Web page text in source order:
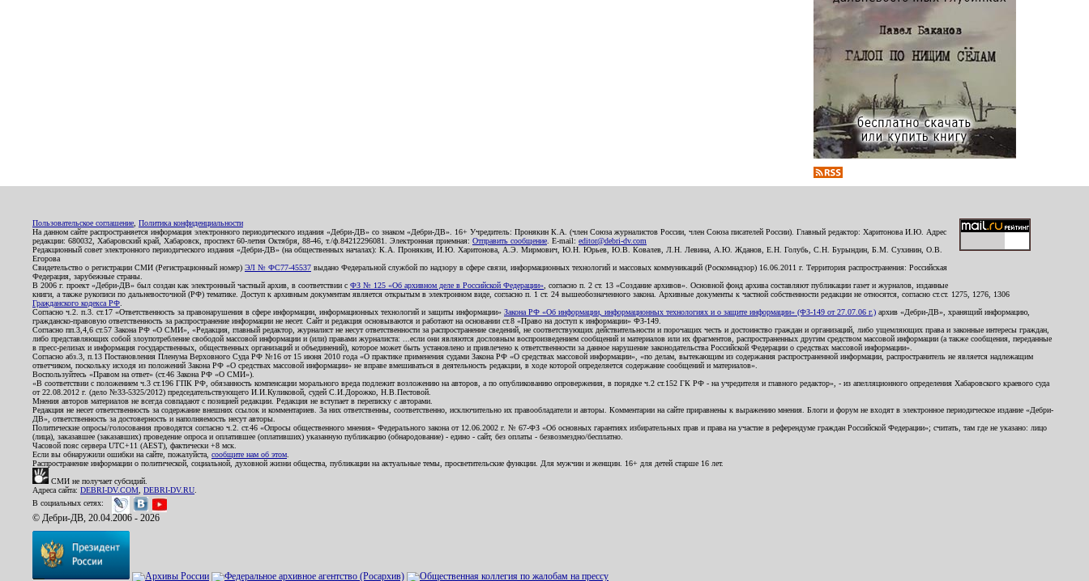
Пользовательское соглашение Политика конфиденциальности
На данном сайте распространяется информация электронного периодического издания «Дебри-ДВ» со знаком «Дебри-ДВ». 16+ Учредитель: Пронякин К.А. (член Союза журналистов России, член Союза писателей России). Главный редактор: Харитонова И.Ю. Адрес
редакции: 680032, Хабаровский край, Хабаровск, проспект 60-летия Октября, 88-46, т./ф.84212296081. Электронная приемная: Отправить сообщение . E-mail: editor@debri-dv.com
Редакционный совет электронного периодического издания «Дебри-ДВ» (на общественных началах): К.А. Пронякин, И.Ю. Харитонова, А.Э. Мирмович, Ю.Н. Юрьев, Ю.В. Ковалев, Л.Н. Левина, А.Ю. Жданов, Е.Н. Голубь, С.Н. Бурындин, Б.М. Сухинин, О.В.
Егорова
Свидетельство о регистрации СМИ (Регистрационный номер) ЭЛ № ФС77-45537 выдано Федеральной службой по надзору в сфере связи, информационных технологий и массовых коммуникаций (Роскомнадзор) 16.06.2011 г. Территория распространения: Российская
Федерация, зарубежные страны.
В 2006 г. проект «Дебри-ДВ» был создан как электронный частный архив, в соответствии с ФЗ № 125 «Об архивном деле в Российской Федерации» , согласно п. 2 ст. 13 «Создание архивов». Основной фонд архива составляют публикации газет и журналов, изданные
книги, а также рукописи по дальневосточной (РФ) тематике. Доступ к архивным документам является открытым в электронном виде, согласно п. 1 ст. 24 вышеобозначенного закона. Архивные документы к частной собственности редакции не относятся, согласно ст.ст. 1275, 1276, 1306
Гражданского кодекса РФ
Согласно ч.2. п.3. ст.17 «Ответственность за правонарушения в сфере информации, информационных технологий и защиты информации» Закона РФ «Об информации, информационных технологиях и о защите информации» (ФЗ-149 от 27.07.06 г.) архив «Дебри-ДВ», хранящий информацию,
гражданско-правовую ответственность за распространение информации не несет. Сайт и редакция основываются и работают на основании ст.8 «Право на доступ к информации» ФЗ-149.
Согласно пп.3,4,6 ст.57 Закона РФ «О СМИ», «Редакция, главный редактор, журналист не несут ответственности за распространение сведений, не соответствующих действительности и порочащих честь и достоинство граждан и организаций, либо ущемляющих права и законные интересы граждан,
либо представляющих собой злоупотребление свободой массовой информации и (или) правами журналиста: ...если они являются дословным воспроизведением сообщений и материалов или их фрагментов, распространенных другим средством массовой информации (а также сообщения, переданные
в пресс-релизах и информация государственных, общественных организаций и объединений), которое может быть установлено и привлечено к ответственности за данное нарушение законодательства Российской Федерации о средствах массовой информации».
Согласно абз.3, п.13 Постановления Пленума Верховного Суда РФ №16 от 15 июня 2010 года «О практике применения судами Закона РФ «О средствах массовой информации», «по делам, вытекающим из содержания распространенной информации, распространитель не является надлежащим
ответчиком, поскольку исходя из положений Закона РФ «О средствах массовой информации» не вправе вмешиваться в деятельность редакции, в ходе которой определяется содержание сообщений и материалов».
Воспользуйтесь «Правом на ответ» (ст.46 Закона РФ «О СМИ»).
«В соответствии с положением ч.3 ст.196 ГПК РФ, обязанность компенсации морального вреда подлежит возложению на авторов, а по опубликованию опровержения, в порядке ч.2 ст.152 ГК РФ - на учредителя и главного редактор», - из апелляционного определения Хабаровского краевого суда
от 22.08.2012 г. (дело №33-5325/2012) председательствующего И.И.Куликовой, судей С.И.Дорожко, Н.В.Пестовой.
Мнения авторов материалов не всегда совпадают с позицией редакции. Редакция не вступает в переписку с авторами.
Редакция не несет ответственность за содержание внешних ссылок и комментариев. За них ответственны, соответственно, исключительно их правообладатели и авторы. Комментарии на сайте приравнены к выражению мнения. Блоги и форум не входят в электронное периодическое издание «Дебри-
ДВ», ответственность за достоверность и наполняемость несут авторы.
Политические опросы/голосования проводятся согласно ч.2. ст.46 «Опросы общественного мнения» Федерального закона от 12.06.2002 г. № 67-ФЗ «Об основных гарантиях избирательных прав и права на участие в референдуме граждан Российской Федерации»; считать, там где не указано: лицо
(лица), заказавшее (заказавших) проведение опроса и оплатившее (оплативших) указанную публикацию (обнародование) - едино - сайт, без оплаты - безвозмездно/бесплатно.
Часовой пояс сервера UTC+11 (AEST), фактически +8 мск.
Если вы обнаружили ошибки на сайте, пожалуйста, сообщите нам об этом
Распространение информации о политической, социальной, духовной жизни общества, публикации на актуальные темы, просветительские функции. Для мужчин и женщин. 16+ для детей старше 16 лет.
СМИ не получает субсидий.
Адреса сайта: DEBRI-DV.COM DEBRI-DV.RU
В социальных сетях:
© Дебри-ДВ, 20.04.2006 - 2026